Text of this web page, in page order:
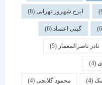
شهروز تهرانی(8)
گیتی اعتماد(6)
(5)
محمود گلابچی(4)